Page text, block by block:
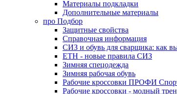
Материалы подкладки
Дополнительные материалы
про Подбор
Защитные свойства
Справочная информация
СИЗ и обувь для сварщика: как
ЕТН - новые правила СИЗ
Зимняя спецодежда
Зимняя рабочая обувь
Рабочие кроссовки ПРОФИ
Рабочие кроссовки - модный